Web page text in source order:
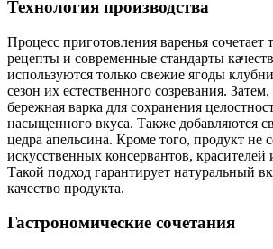
Технология производства
Процесс приготовления варенья
рецепты и современные стандарты
используются только свежие ягоды
сезон их естественного созревания.
бережная варка для сохранения
насыщенного вкуса. Также добавляются
цедра апельсина. Кроме того, продукт не
искусственных консервантов, красителей
Такой подход гарантирует натуральный
качество продукта.
Гастрономические сочетания